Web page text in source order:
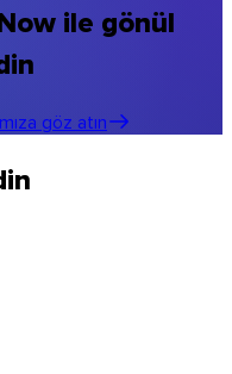
ile gönül
göz atın